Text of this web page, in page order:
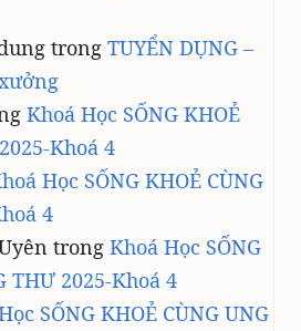
trong TUYỂN DỤNG –
Khoá Học SỐNG KHOẺ
Khoá 4
Học SỐNG KHOẺ CÙNG
4
trong Khoá Học SỐNG
THƯ 2025-Khoá 4
SỐNG KHOẺ CÙNG UNG